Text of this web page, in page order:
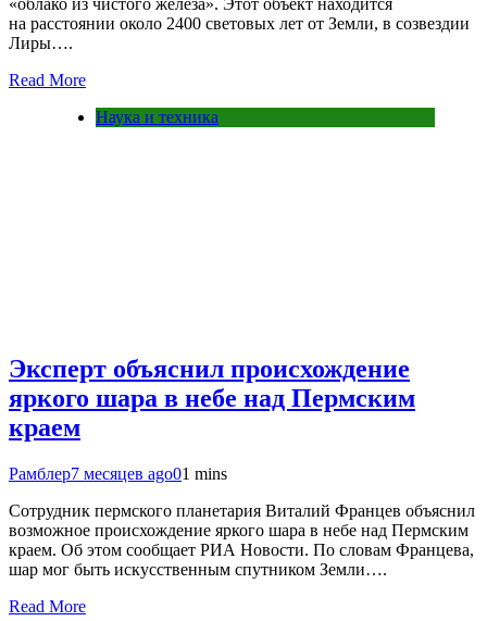
«облако из чистого железа». Этот объект находится
на расстоянии около 2400 световых лет от Земли, в созвездии
Лиры….
Read More
Наука и техника
Эксперт объяснил происхождение
яркого шара в небе над Пермским
краем
Рамблер7 месяцев ago01 mins
Сотрудник пермского планетария Виталий Францев объяснил
возможное происхождение яркого шара в небе над Пермским
краем. Об этом сообщает РИА Новости. По словам Францева,
шар мог быть искусственным спутником Земли….
Read More